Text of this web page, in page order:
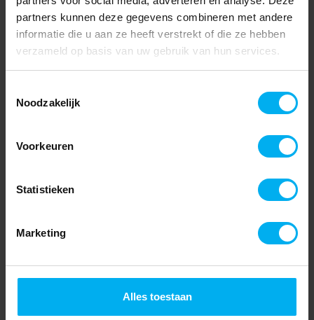
partners kunnen deze gegevens combineren met andere
informatie die u aan ze heeft verstrekt of die ze hebben
verzameld op basis van uw gebruik van hun services.
Noodzakelijk
Voorkeuren
Statistieken
Marketing
Alles toestaan